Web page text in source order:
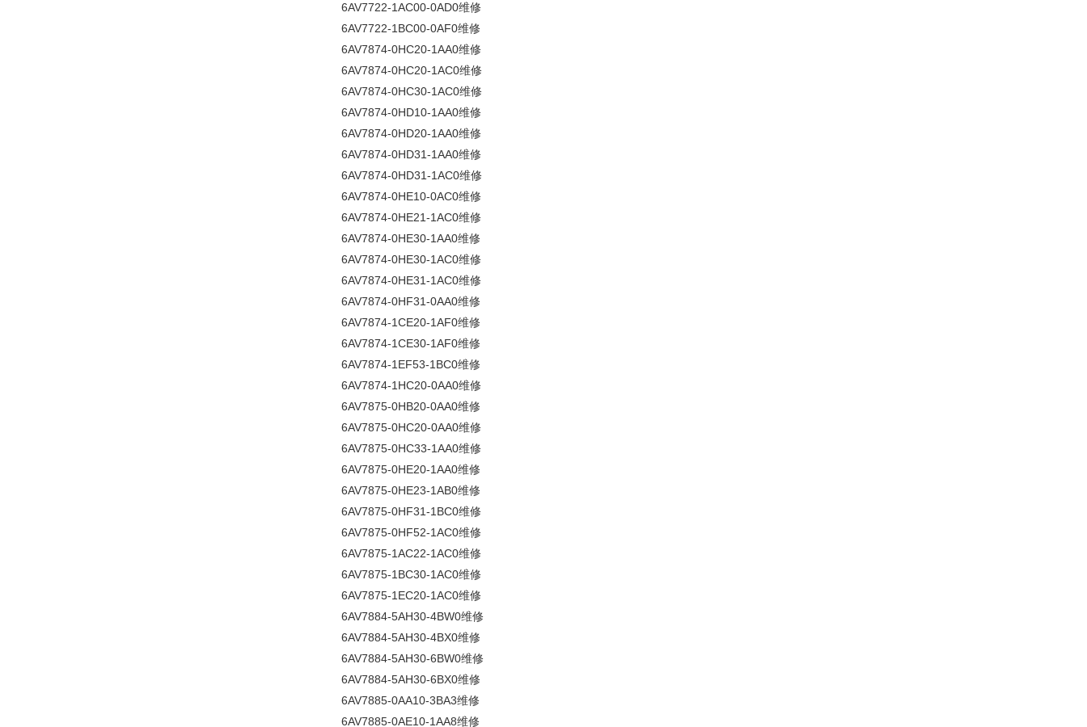
6AV7722-1AC00-0AD0维修
6AV7722-1BC00-0AF0维修
6AV7874-0HC20-1AA0维修
6AV7874-0HC20-1AC0维修
6AV7874-0HC30-1AC0维修
6AV7874-0HD10-1AA0维修
6AV7874-0HD20-1AA0维修
6AV7874-0HD31-1AA0维修
6AV7874-0HD31-1AC0维修
6AV7874-0HE10-0AC0维修
6AV7874-0HE21-1AC0维修
6AV7874-0HE30-1AA0维修
6AV7874-0HE30-1AC0维修
6AV7874-0HE31-1AC0维修
6AV7874-0HF31-0AA0维修
6AV7874-1CE20-1AF0维修
6AV7874-1CE30-1AF0维修
6AV7874-1EF53-1BC0维修
6AV7874-1HC20-0AA0维修
6AV7875-0HB20-0AA0维修
6AV7875-0HC20-0AA0维修
6AV7875-0HC33-1AA0维修
6AV7875-0HE20-1AA0维修
6AV7875-0HE23-1AB0维修
6AV7875-0HF31-1BC0维修
6AV7875-0HF52-1AC0维修
6AV7875-1AC22-1AC0维修
6AV7875-1BC30-1AC0维修
6AV7875-1EC20-1AC0维修
6AV7884-5AH30-4BW0维修
6AV7884-5AH30-4BX0维修
6AV7884-5AH30-6BW0维修
6AV7884-5AH30-6BX0维修
6AV7885-0AA10-3BA3维修
6AV7885-0AE10-1AA8维修